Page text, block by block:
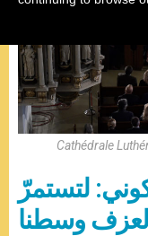
Cathédrale
لتستمرّ
وسطنا